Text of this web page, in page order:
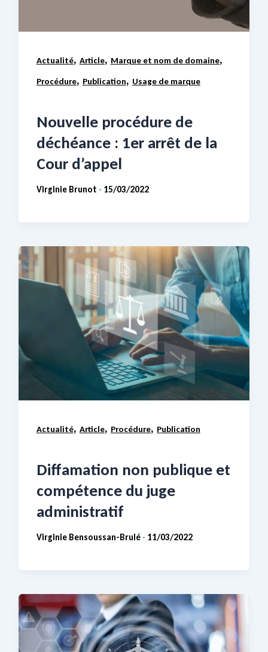
Actualité, Article, Marque et nom de domaine,
Procédure, Publication, Usage de marque
Nouvelle procédure de
déchéance : 1er arrêt de la
Cour d’appel
Virginie Brunot - 15/03/2022
Actualité, Article, Procédure, Publication
Diffamation non publique et
compétence du juge
administratif
Virginie Bensoussan-Brulé - 11/03/2022